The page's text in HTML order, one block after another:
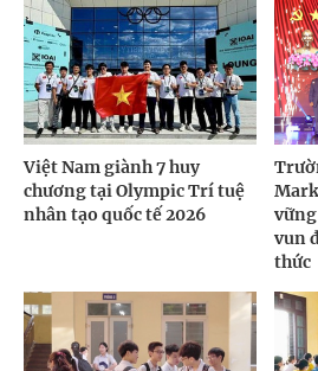
Việt Nam giành 7 huy
chương tại Olympic Trí tuệ
nhân tạo quốc tế 2026
vun
thức